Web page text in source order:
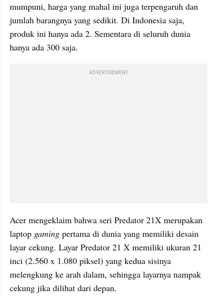
mumpuni, harga yang mahal ini juga terpengaruh dan
jumlah barangnya yang sedikit. Di Indonesia saja,
produk ini hanya ada 2. Sementara di seluruh dunia
hanya ada 300 saja.
ADVERTISEMENT
Acer mengeklaim bahwa seri Predator 21X merupakan
laptop gaming pertama di dunia yang memiliki desain
layar cekung. Layar Predator 21 X memiliki ukuran 21
inci (2.560 x 1.080 piksel) yang kedua sisinya
melengkung ke arah dalam, sehingga layarnya nampak
cekung jika dilihat dari depan.